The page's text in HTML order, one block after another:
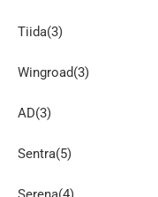
Tiida(3)
Wingroad(3)
AD(3)
Sentra(5)